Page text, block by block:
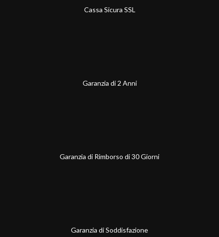
Cassa Sicura SSL
Garanzia di 2 Anni
Garanzia di Rimborso di 30 Giorni
Garanzia di Soddisfazione